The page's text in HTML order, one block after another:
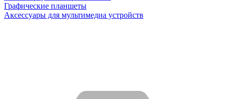
Графические планшеты
Аксессуары для мультимедиа устройств